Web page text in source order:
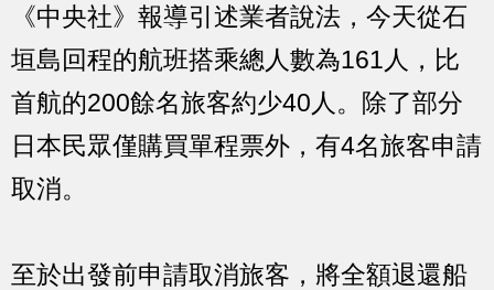
《中央社》報導引述業者說法，今天從石
垣島回程的航班搭乘總人數為161人，比
首航的200餘名旅客約少40人。除了部分
日本民眾僅購買單程票外，有4名旅客申請
取消。
至於出發前申請取消旅客，將全額退還船